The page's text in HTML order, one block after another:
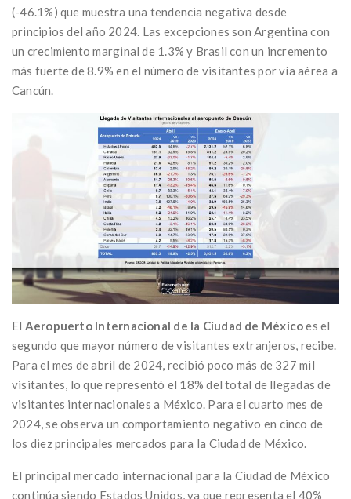
(-46.1%) que muestra una tendencia negativa desde
principios del año 2024. Las excepciones son Argentina con
un crecimiento marginal de 1.3% y Brasil con un incremento
más fuerte de 8.9% en el número de visitantes por vía aérea a
Cancún.
El Aeropuerto Internacional de la Ciudad de Méxicoes el
segundo que mayor número de visitantes extranjeros, recibe.
Para el mes de abril de 2024, recibió poco más de 327 mil
visitantes, lo que representó el 18% del total de llegadas de
visitantes internacionales a México. Para el cuarto mes de
2024, se observa un comportamiento negativo en cinco de
los diez principales mercados para la Ciudad de México.
El principal mercado internacional para la Ciudad de México
continúa siendo Estados Unidos, ya que representa el 40%